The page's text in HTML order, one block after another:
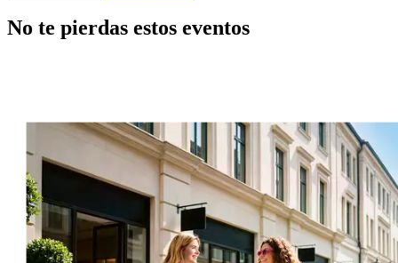
No te pierdas estos eventos